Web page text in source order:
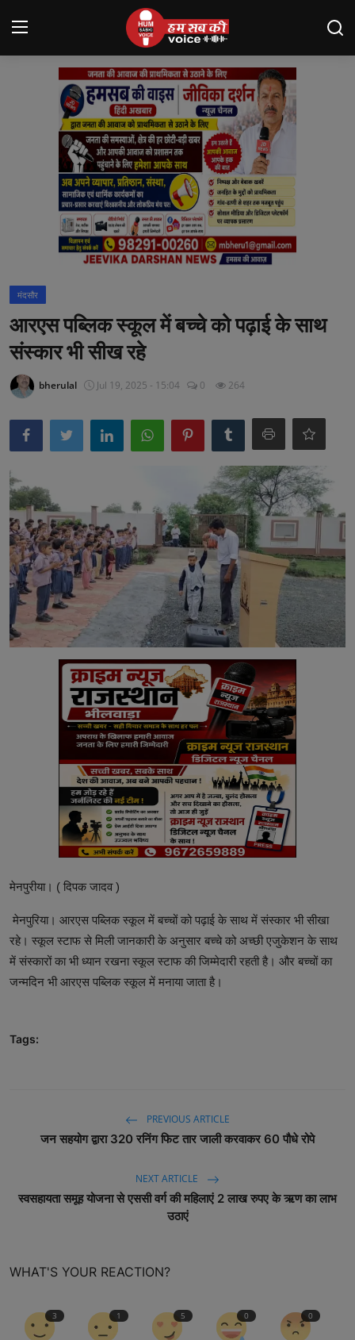
Login Register
About us
शाहपुरा
मनोरंजन
अनूपगढ़
राजस्थान
भीलवाड़ा
मंदसौर
आरएस पब्लिक स्कूल में बच्चे को पढ़ाई के साथ
संस्कार भी सीख रहे
bherulal Jul 19, 2025 - 15:04 0 264
मेनपुरीया। ( दिपक जादव )
मेनपुरिया। आरएस पब्लिक स्कूल में बच्चों को पढ़ाई के साथ में संस्कार भी सीखा
रहे। स्कूल स्टाफ से मिली जानकारी के अनुसार बच्चे को अच्छी एजुकेशन के साथ
में संस्कारों का भी ध्यान रखना स्कूल स्टाफ की जिम्मेदारी रहती है। और बच्चों का
जन्मदिन भी आरएस पब्लिक स्कूल में मनाया जाता है।
Tags:
PREVIOUS ARTICLE
जन सहयोग द्वारा 320 रनिंग फिट तार जाली करवाकर 60 पौधे रोपे
NEXT ARTICLE
स्वसहायता समूह योजना से एससी वर्ग की महिलाएं 2 लाख रुपए के ऋण का लाभ
उठाएं
WHAT'S YOUR REACTION?
3 1 5 0 0